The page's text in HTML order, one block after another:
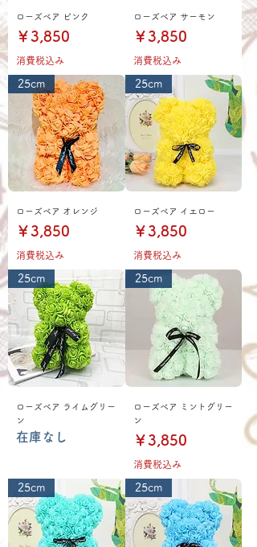
ローズベア ピンク
価格
￥3,850
消費税込み
ローズベア サーモン
価格
￥3,850
消費税込み
25cm
ローズベア オレンジ
価格
￥3,850
消費税込み
25cm
ローズベア イエロー
価格
￥3,850
消費税込み
25cm
ローズベア ライムグリー
ン
在庫なし
25cm
ローズベア ミントグリー
ン
価格
￥3,850
消費税込み
25cm 25cm